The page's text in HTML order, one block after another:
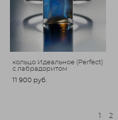
кольцо Идеальное (Perfect)
с лабрадоритом
11 900 pуб.
2